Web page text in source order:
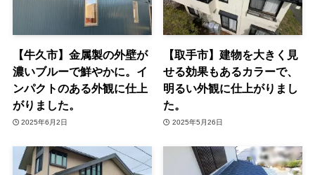
【牛久市】金属製の外壁が
濃いブルーで鮮やかに。イ
ンパクトのある外観に仕上
がりました。
2025年6月2日
【取手市】建物を大きく見
せる効果もあるカラーで、
明るい外観に仕上がりまし
た。
2025年5月26日